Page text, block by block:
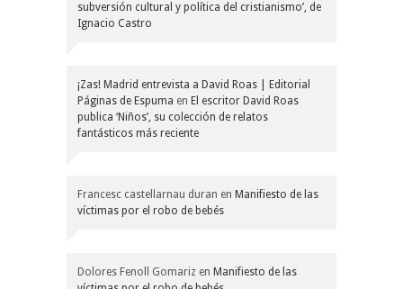
subversión cultural y política del cristianismo’, de
Ignacio Castro
¡Zas! Madrid entrevista a David Roas | Editorial
Páginas de Espuma en El escritor David Roas
publica ‘Niños’, su colección de relatos
fantásticos más reciente
Francesc castellarnau duran en Manifiesto de las
víctimas por el robo de bebés
Dolores Fenoll Gomariz en Manifiesto de las